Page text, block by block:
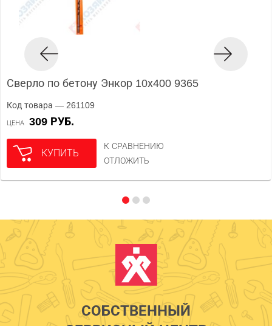
Сверло по бетону Энкор 10х400 9365
Код товара — 261109
ЦЕНА 309 РУБ.
КУПИТЬ
К СРАВНЕНИЮ
ОТЛОЖИТЬ
СОБСТВЕННЫЙ